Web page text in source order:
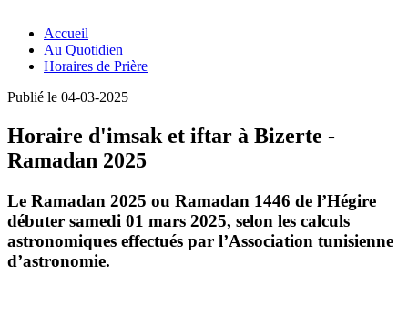
Accueil
Au Quotidien
Horaires de Prière
Publié le 04-03-2025
Horaire d'imsak et iftar à Bizerte -
Ramadan 2025
Le Ramadan 2025 ou Ramadan 1446 de l’Hégire
débuter samedi 01 mars 2025, selon les calculs
astronomiques effectués par l’Association tunisienne
d’astronomie.